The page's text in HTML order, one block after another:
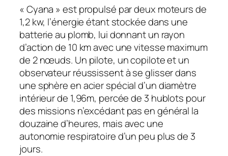
« Cyana » est propulsé par deux moteurs de
1,2 kw, l’énergie étant stockée dans une
batterie au plomb, lui donnant un rayon
d’action de 10 km avec une vitesse maximum
de 2 nœuds. Un pilote, un copilote et un
observateur réussissent à se glisser dans
une sphère en acier spécial d’un diamètre
intérieur de 1,96m, percée de 3 hublots pour
des missions n’excédant pas en général la
douzaine d’heures, mais avec une
autonomie respiratoire d’un peu plus de 3
jours.